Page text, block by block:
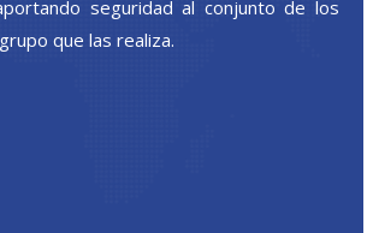
seguridad al conjunto de los
que las realiza.